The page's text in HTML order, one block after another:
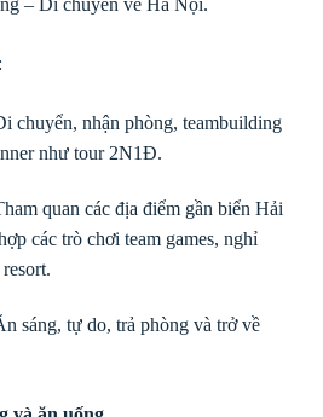
– Di chuyển về Hà Nội.
chuyển, nhận phòng, teambuilding
như tour 2N1Đ.
quan các địa điểm gần biển Hải
các trò chơi team games, nghỉ
sáng, tự do, trả phòng và trở về